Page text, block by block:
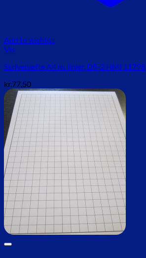
Add to wishlist
Vis
Skrivehæfte A4 m. linier, D5-2 HMI 11798
kr.77,50